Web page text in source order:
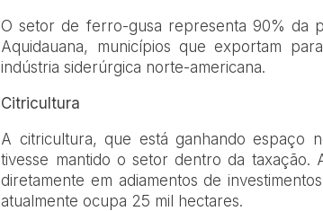
O setor de ferro-gusa representa 90% da
Aquidauana, municípios que exportam
indústria siderúrgica norte-americana.
Citricultura
A citricultura, que está ganhando espaço
tivesse mantido o setor dentro da
diretamente em adiamentos de
atualmente ocupa 25 mil hectares.